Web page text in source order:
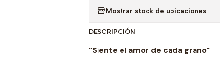
Mostrar stock de ubicaciones
DESCRIPCIÓN
"Siente el amor de cada grano"